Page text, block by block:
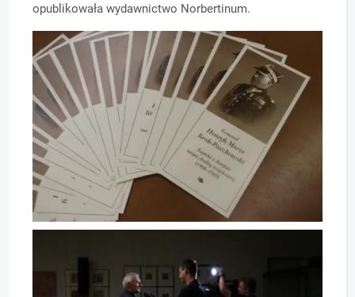
opublikowała wydawnictwo Norbertinum.